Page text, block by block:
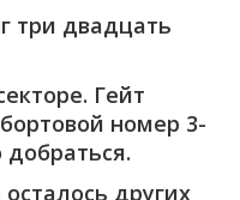
три двадцать
Гейт
номер 3-
других